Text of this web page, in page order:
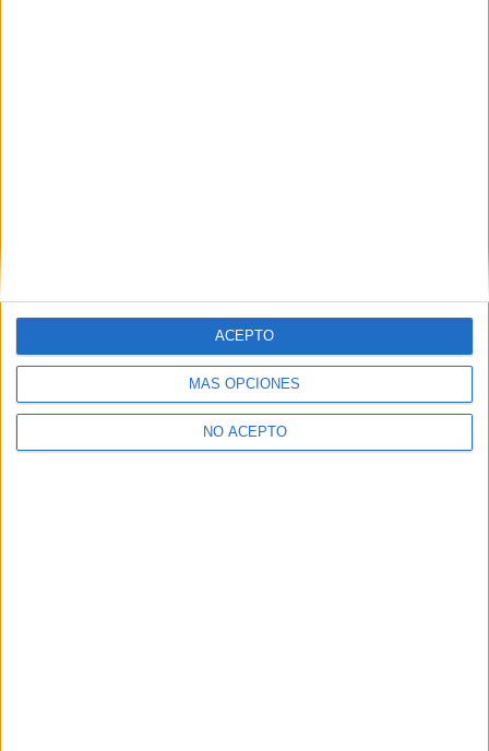
MÁS OPCIONES
NO ACEPTO
ACEPTO
Y como regalo de agradecimiento, por registrarte te daremos
gratis una copia de nuestro ebook con 100 consejos para tu
primer año de universidad